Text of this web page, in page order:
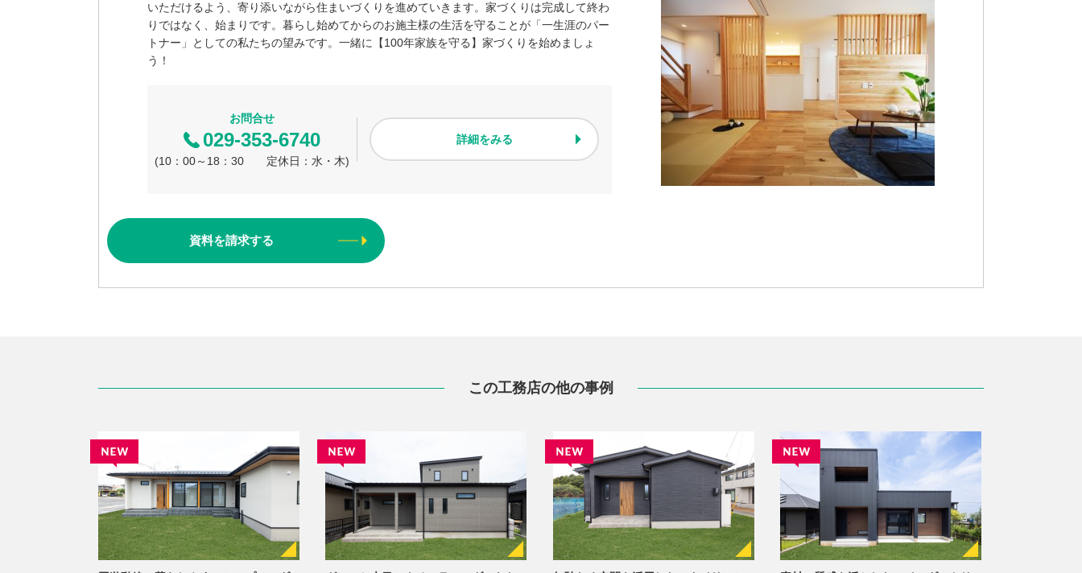
いただけるよう、寄り添いながら住まいづくりを進めていきます。家づくりは完成して終わ
りではなく、始まりです。暮らし始めてからのお施主様の生活を守ることが「一生涯のパー
トナー」としての私たちの望みです。一緒に【100年家族を守る】家づくりを始めましょ
う！
お問合せ
029-353-6740
(10：00～18：30 定休日：水・木)
詳細をみる
資料を請求する
この工務店の他の事例